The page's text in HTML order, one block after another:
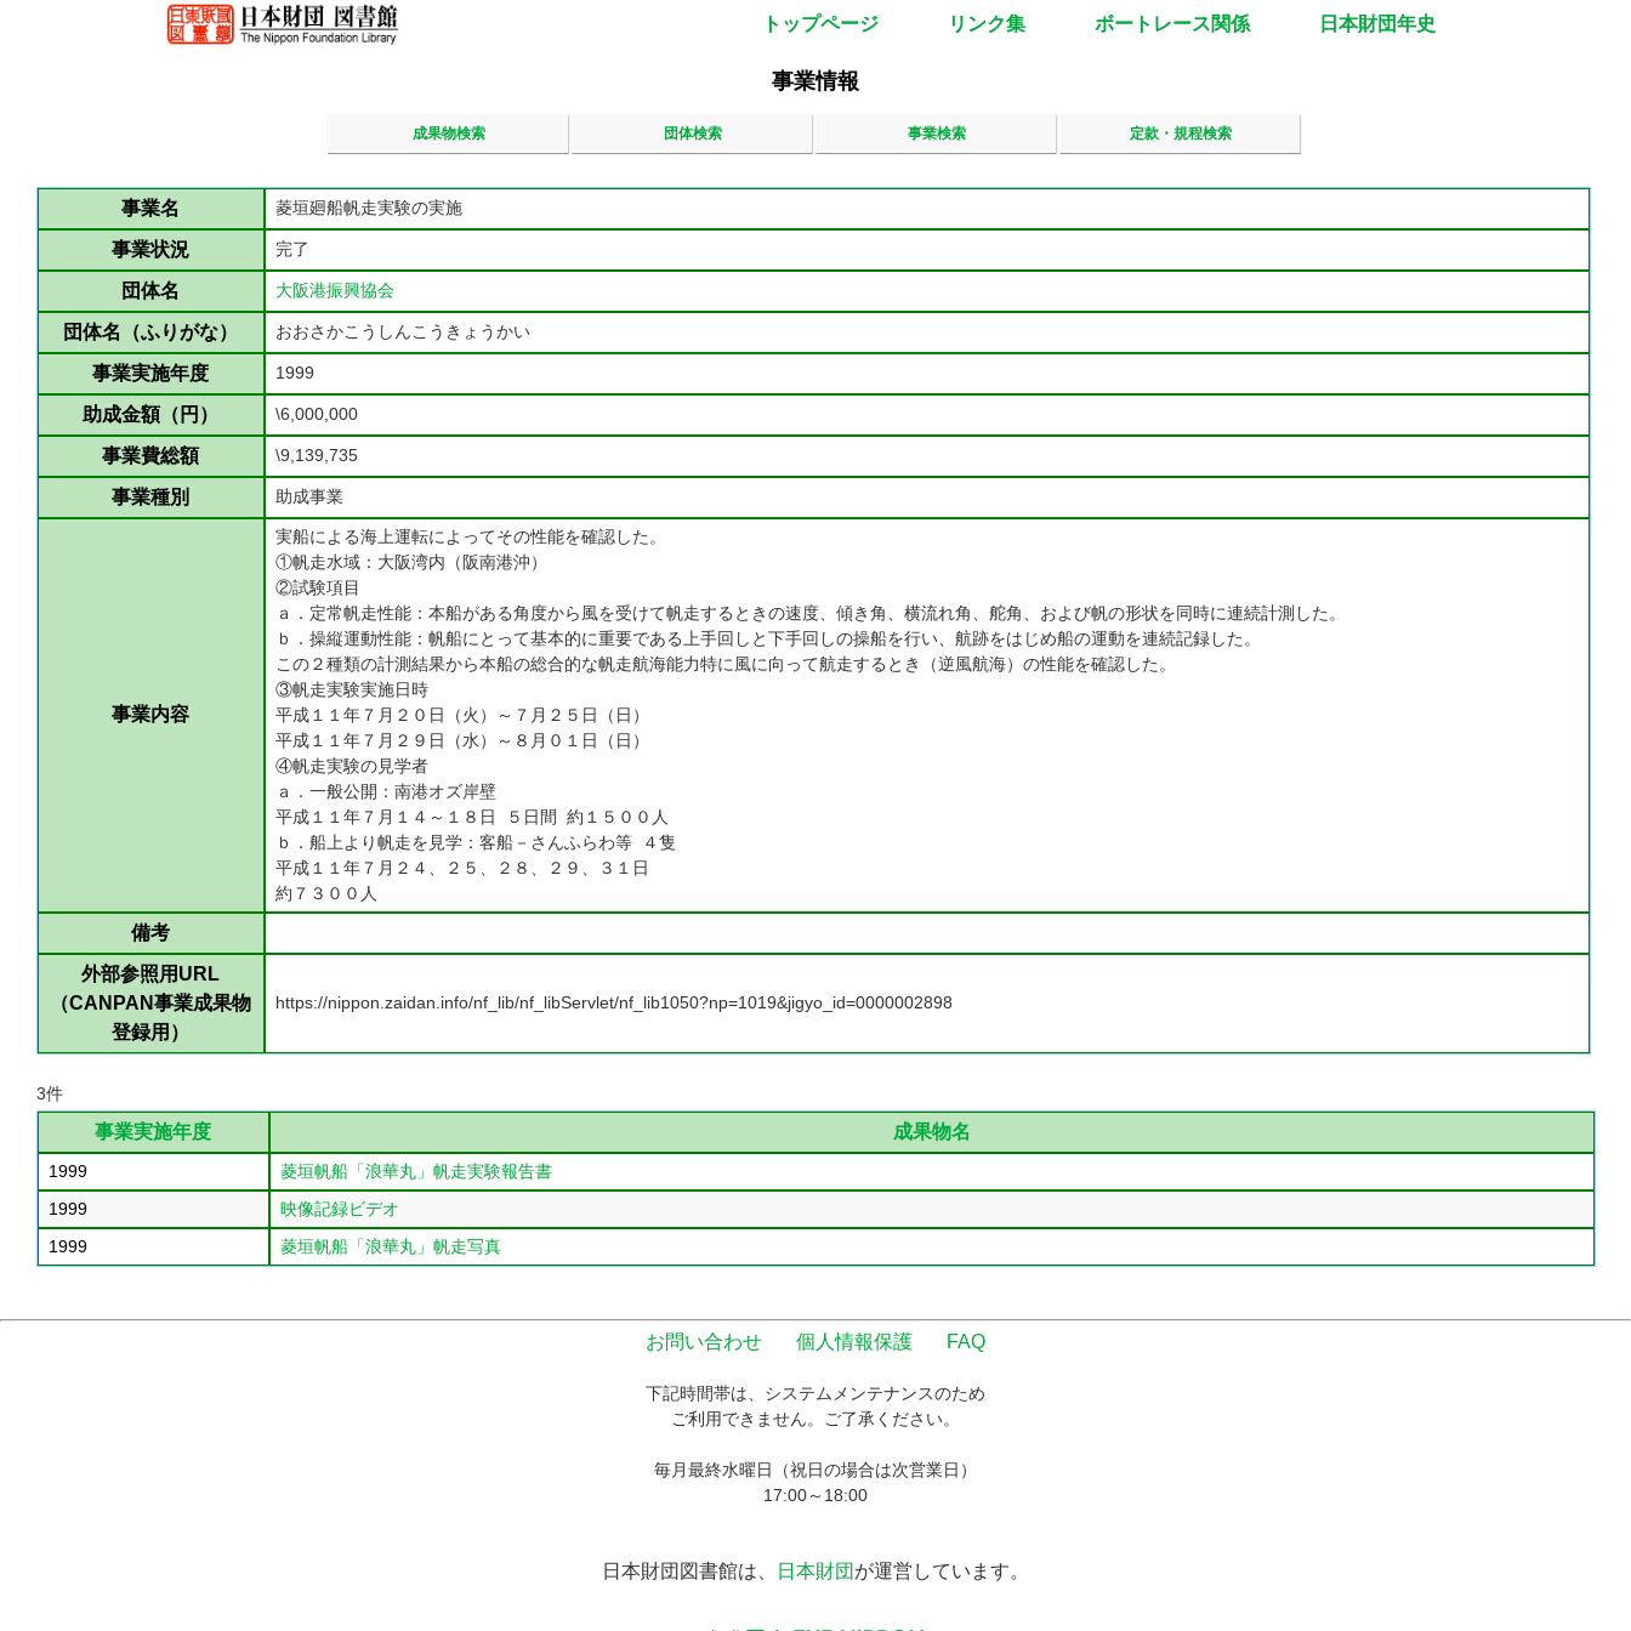
トップページ リンク集 ボートレース関係 日本財団年史
事業情報
成果物検索 団体検索 事業検索 定款・規程検索
事業名 菱垣廻船帆走実験の実施
事業状況 完了
団体名 大阪港振興協会
団体名（ふりがな） おおさかこうしんこうきょうかい
事業実施年度 1999
助成金額（円） \6,000,000
事業費総額 \9,139,735
事業種別 助成事業
事業内容
実船による海上運転によってその性能を確認した。
①帆走水域：大阪湾内（阪南港沖）
②試験項目
ａ．定常帆走性能：本船がある角度から風を受けて帆走するときの速度、傾き角、横流れ角、舵角、および帆の形状を同時に連続計測した。
ｂ．操縦運動性能：帆船にとって基本的に重要である上手回しと下手回しの操船を行い、航跡をはじめ船の運動を連続記録した。
この２種類の計測結果から本船の総合的な帆走航海能力特に風に向って航走するとき（逆風航海）の性能を確認した。
③帆走実験実施日時
平成１１年７月２０日（火）～７月２５日（日）
平成１１年７月２９日（水）～８月０１日（日）
④帆走実験の見学者
ａ．一般公開：南港オズ岸壁
平成１１年７月１４～１８日
５日間
約１５００人
ｂ．船上より帆走を見学：客船－さんふらわ等
４隻
平成１１年７月２４、２５、２８、２９、３１日
約７３００人
備考
外部参照用URL
（CANPAN事業成果物
登録用）
https://nippon.zaidan.info/nf_lib/nf_libServlet/nf_lib1050?np=1019&jigyo_id=0000002898
3件
事業実施年度 成果物名
1999
菱垣帆船「浪華丸」帆走実験報告書
1999
映像記録ビデオ
1999
菱垣帆船「浪華丸」帆走写真
お問い合わせ 個人情報保護 FAQ
下記時間帯は、システムメンテナンスのため
ご利用できません。ご了承ください。
毎月最終水曜日（祝日の場合は次営業日）
17:00～18:00
日本財団図書館は、 日本財団 が運営しています。